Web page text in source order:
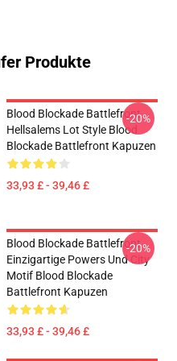
Produkte
Blood Blockade Battlefront
Hellsalems Lot Style Blood
Blockade Battlefront Kapuzen
33,93 £ - 39,46 £
-20%
Blood Blockade Battlefront
Einzigartige Powers Und City
Motif Blood Blockade
Battlefront Kapuzen
33,93 £ - 39,46 £
-20%